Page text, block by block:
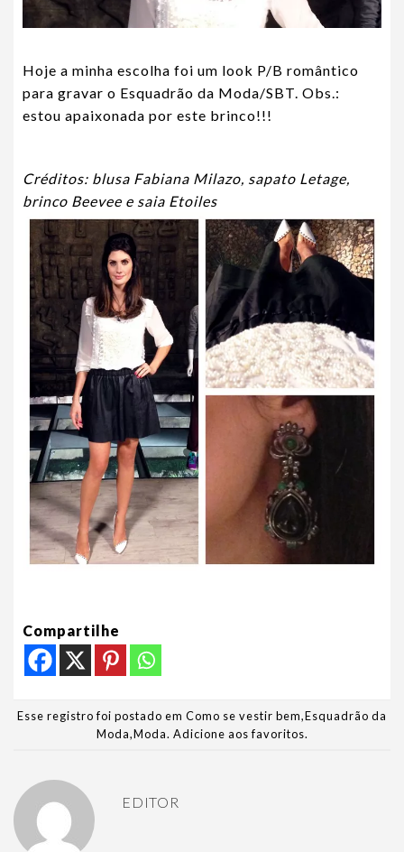
Hoje a minha escolha foi um look P/B romântico
para gravar o Esquadrão da Moda/SBT. Obs.:
estou apaixonada por este brinco!!!
Créditos: blusa Fabiana Milazo, sapato Letage,
brinco Beevee e saia Etoiles
Compartilhe
Esse registro foi postado em Como se vestir bem,Esquadrão da
Moda,Moda. Adicione aos favoritos.
EDITOR